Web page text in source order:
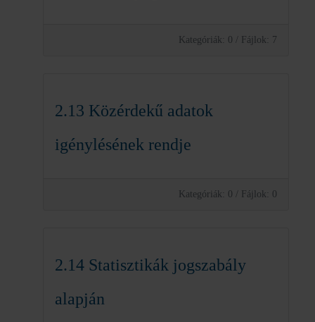
Kategóriák: 0 / Fájlok: 7
2.13 Közérdekű adatok
igénylésének rendje
Kategóriák: 0 / Fájlok: 0
2.14 Statisztikák jogszabály
alapján